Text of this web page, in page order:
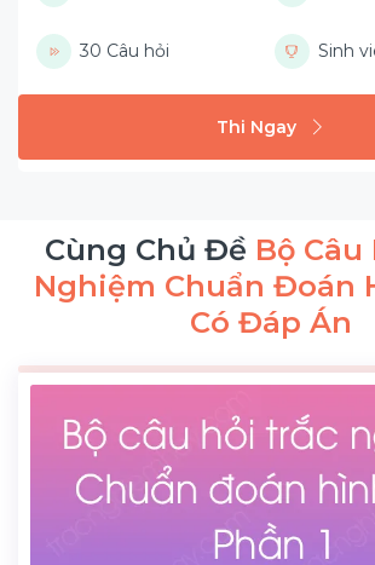
30 Câu hỏi Sinh
Thi Ngay
Cùng Chủ Đề Bộ Câu
Nghiệm Chuẩn Đoán
Có Đáp Án